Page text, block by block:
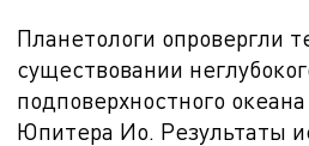
Планетологи опровергли
существовании
подповерхностного
Юпитера Ио. Результаты